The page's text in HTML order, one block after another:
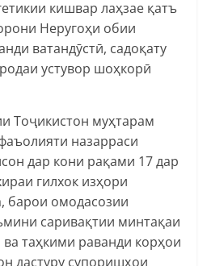
кишвар лаҳзае қатъ
Неругоҳи обии
ватандӯстӣ, садоқату
устувор шоҳкорӣ
Тоҷикистон муҳтарам
назарраси
дар кони рақами 17 дар
гилхок изҳори
барои омодасозии
саривақтии минтақаи
таҳкими раванди корҳои
дастуру супоришҳои